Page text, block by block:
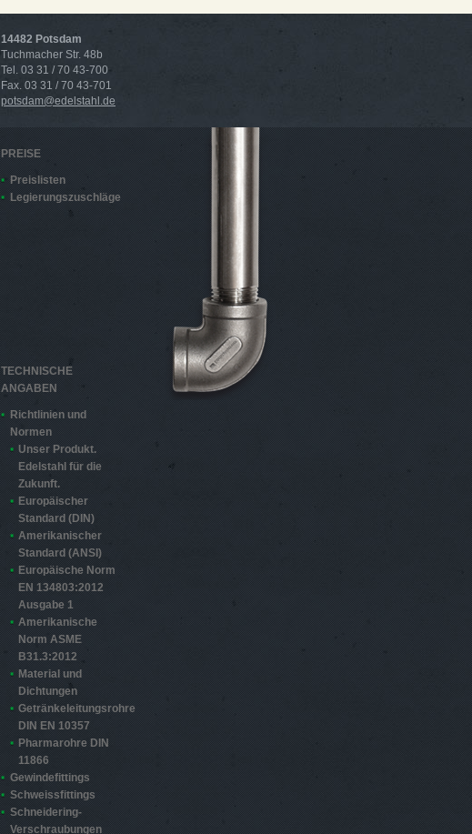
14482 Potsdam
Tuchmacher Str. 48b
Tel. 03 31 / 70 43-700
Fax. 03 31 / 70 43-701
potsdam@edelstahl.de
PREISE
Preislisten
Legierungszuschläge
TECHNISCHE
ANGABEN
Richtlinien und
Normen
Unser Produkt.
Edelstahl für die
Zukunft.
Europäischer
Standard (DIN)
Amerikanischer
Standard (ANSI)
Europäische Norm
EN 13480­3:2012
Ausgabe 1
Amerikanische
Norm ASME
B31.3:2012
Material und
Dichtungen
Getränkeleitungsrohre
DIN EN 10357
Pharmarohre DIN
11866
Gewindefittings
Schweissfittings
Schneidering-
Verschraubungen